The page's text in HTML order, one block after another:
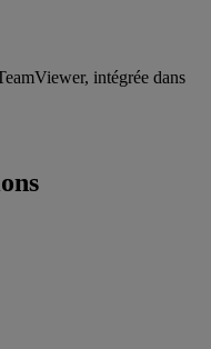
intégrée dans